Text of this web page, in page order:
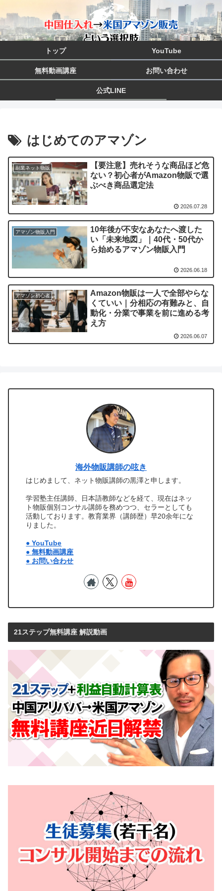
トップ YouTube
無料動画講座 お問い合わせ
公式LINE
はじめてのアマゾン
副業ネット物販
【要注意】売れそうな商品ほど危
ない？初心者がAmazon物販で選
ぶべき商品選定法
2026.07.28
アマゾン物販入門
10年後が不安なあなたへ渡した
い「未来地図」｜40代・50代か
ら始めるアマゾン物販入門
2026.06.18
アマゾン初心者
Amazon物販は一人で全部やらな
くていい｜分相応の有難みと、自
動化・分業で事業を前に進める考
え方
2026.06.07
海外物販講師の呟き
はじめまして、ネット物販講師の黒澤と申します。
学習塾主任講師、日本語教師などを経て、現在はネッ
ト物販個別コンサル講師を務めつつ、セラーとしても
活動しております。教育業界（講師歴）早20余年にな
りました。
● YouTube
● 無料動画講座
● お問い合わせ
21ステップ無料講座 解説動画